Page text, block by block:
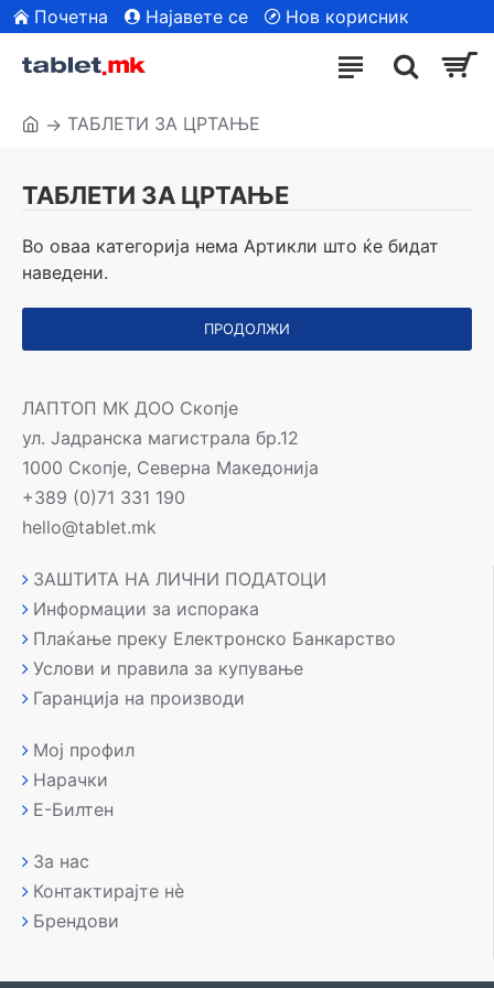
Почетна Најавете се
Нов корисник
ТАБЛЕТИ ЗА ЦРТАЊЕ
ТАБЛЕТИ ЗА ЦРТАЊЕ
Во оваа категорија нема Артикли што ќе бидат
наведени.
ПРОДОЛЖИ
ЛАПТОП МК ДОО Скопје
ул. Јадранска магистрала бр.12
1000 Скопје, Северна Македонија
+389 (0)71 331 190
hello@tablet.mk
ЗАШТИТА НА ЛИЧНИ ПОДАТОЦИ
Информации за испорака
Плаќање преку Електронско Банкарство
Услови и правила за купување
Гаранција на производи
Мој профил
Нарачки
Е-Билтен
За нас
Контактирајте нè
Брендови